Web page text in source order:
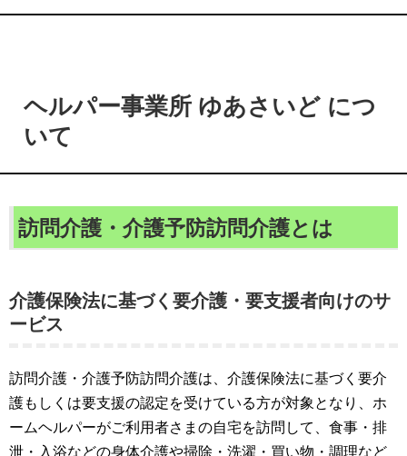
ヘルパー事業所 ゆあさいど につ
いて
訪問介護・介護予防訪問介護とは
介護保険法に基づく要介護・要支援者向けのサ
ービス
訪問介護・介護予防訪問介護は、介護保険法に基づく要介
護もしくは要支援の認定を受けている方が対象となり、ホ
ームヘルパーがご利用者さまの自宅を訪問して、食事・排
泄・入浴などの身体介護や掃除・洗濯・買い物・調理など